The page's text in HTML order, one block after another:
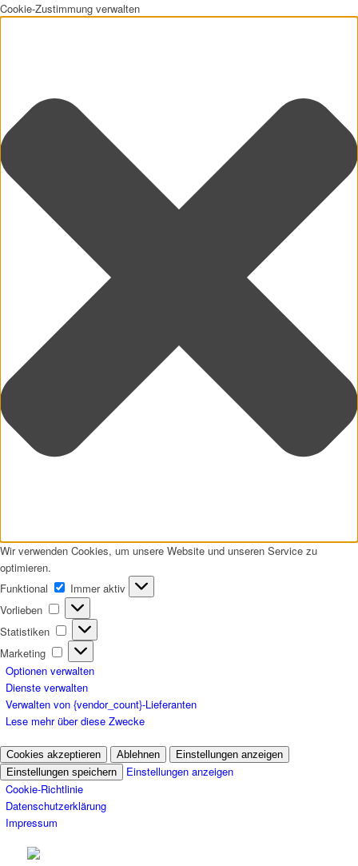
Cookie-Zustimmung verwalten
Wir verwenden Cookies, um unsere Website und unseren Service zu
optimieren.
Funktional
Funktional
Immer aktiv
Vorlieben
Vorlieben
Statistiken
Statistiken
Marketing
Marketing
Optionen verwalten
Dienste verwalten
Verwalten von {vendor_count}-Lieferanten
Lese mehr über diese Zwecke
Cookies akzeptieren Ablehnen
Einstellungen anzeigen
Einstellungen speichern
Einstellungen anzeigen
Cookie-Richtlinie
Datenschutzerklärung
Impressum